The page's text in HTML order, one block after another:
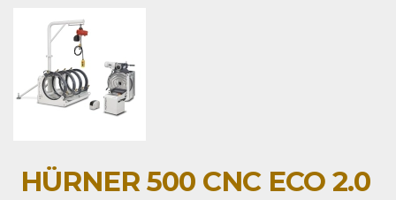
HÜRNER 500 CNC ECO 2.0